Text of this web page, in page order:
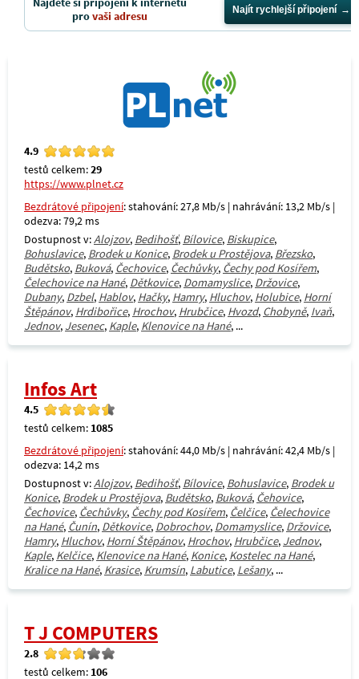
provaši adresu Najít rychlejší připojení
4.9
testů celkem:29
https://www.plnet.cz
Bezdrátové připojení: stahování: 27,8 Mb/s | nahrávání: 13,2 Mb/s |
odezva: 79,2 ms
Dostupnost v:Alojzov, Bedihošť, Bílovice, Biskupice,
Bohuslavice, Brodek u Konice, Brodek u Prostějova, Březsko,
Budětsko, Buková, Čechovice, Čechůvky, Čechy pod Kosířem,
Čelechovice na Hané, Dětkovice, Domamyslice, Držovice,
Dubany, Dzbel, Hablov, Hačky, Hamry, Hluchov, Holubice, Horní
Štěpánov, Hrdibořice, Hrochov, Hrubčice, Hvozd, Chobyně, Ivaň,
Jednov, Jesenec, Kaple, Klenovice na Hané, ...
Infos Art
4.5
testů celkem: 1085
Bezdrátové připojení: stahování: 44,0 Mb/s | nahrávání: 42,4 Mb/s |
odezva: 14,2 ms
Dostupnost v:Alojzov, Bedihošť, Bílovice, Bohuslavice, Brodek u
Konice, Brodek u Prostějova, Budětsko, Buková, Čehovice,
Čechovice, Čechůvky, Čechy pod Kosířem, Čelčice, Čelechovice
na Hané, Čunín, Dětkovice, Dobrochov, Domamyslice, Držovice,
Hamry, Hluchov, Horní Štěpánov, Hrochov, Hrubčice, Jednov,
Kaple, Kelčice, Klenovice na Hané, Konice, Kostelec na Hané,
Kralice na Hané, Krasice, Krumsín, Labutice, Lešany, ...
T J COMPUTERS
2.8
testů celkem: 106